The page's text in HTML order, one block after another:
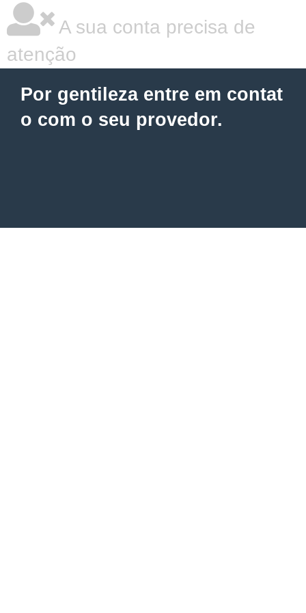
A sua conta precisa de
atenção
Por gentileza entre em contat
o com o seu provedor.